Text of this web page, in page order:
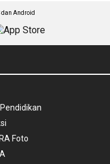
dan Android
Foto